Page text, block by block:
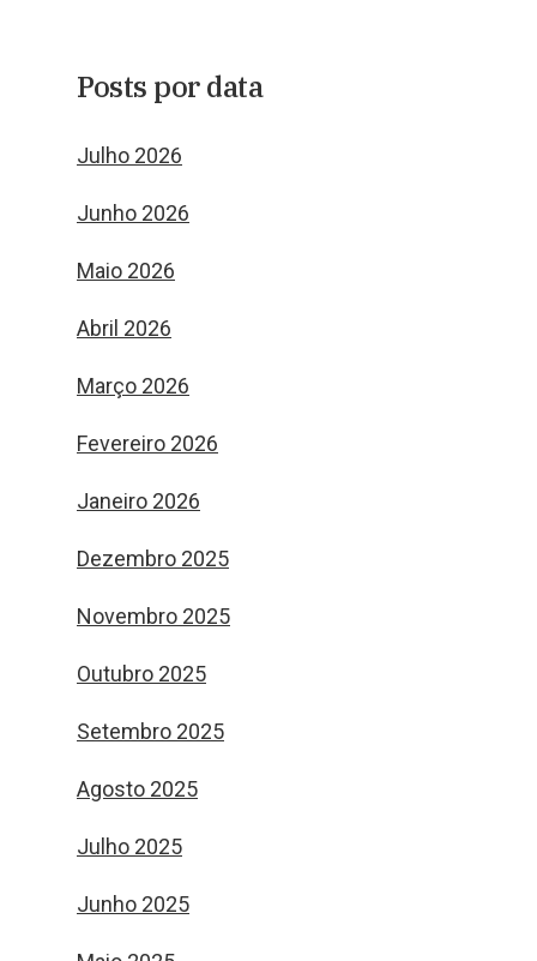
Posts por data
Julho 2026
Junho 2026
Maio 2026
Abril 2026
Março 2026
Fevereiro 2026
Janeiro 2026
Dezembro 2025
Novembro 2025
Outubro 2025
Setembro 2025
Agosto 2025
Julho 2025
Junho 2025